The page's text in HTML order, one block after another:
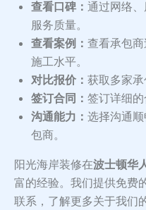
查看口碑： 通过网络
服务质量。
查看案例： 查看承包
施工水平。
对比报价： 获取多家承
签订合同： 签订详细的
沟通能力： 选择沟通
包商。
阳光海岸装修在波士顿华
富的经验。我们提供免费
联系，了解更多关于我们